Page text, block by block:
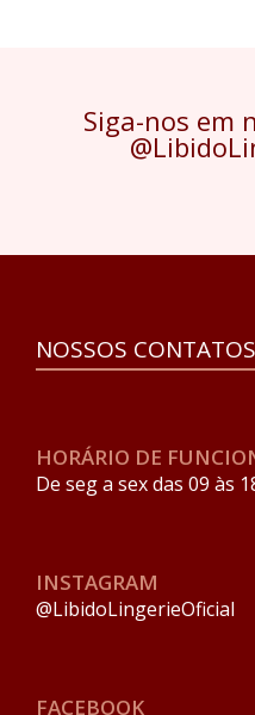
Siga-nos em
NOSSOS CONTATOS
HORÁRIO DE
De seg a sex das 09 às
INSTAGRAM
@LibidoLingerieOficial
FACEBOOK